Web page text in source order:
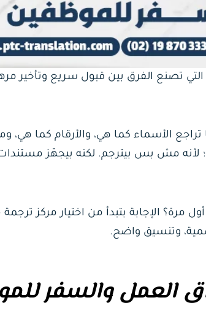
تصنع الفرق بين قبول سريع وتأخير
الأسماء كما هي، والأرقام كما هي،
لأنه مش بس بيترجم. لكنه بيجهّز
الإجابة بتبدأ من اختيار مركز
وتنسيق واضح.
العمل والسفر